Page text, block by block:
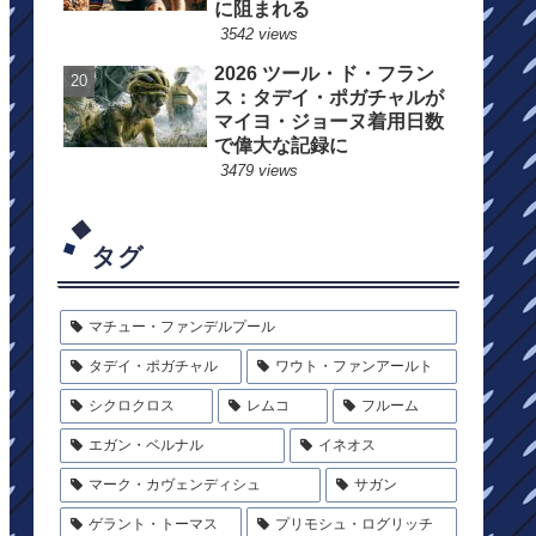
に阻まれる
3542 views
2026 ツール・ド・フラン
ス：タデイ・ポガチャルが
マイヨ・ジョーヌ着用日数
で偉大な記録に
3479 views
タグ
マチュー・ファンデルプール
タデイ・ポガチャル ワウト・ファンアールト
シクロクロス レムコ フルーム
エガン・ベルナル イネオス
マーク・カヴェンディシュ サガン
ゲラント・トーマス プリモシュ・ログリッチ